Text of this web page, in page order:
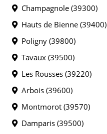
Champagnole (39300)
Hauts de Bienne (39400)
Poligny (39800)
Tavaux (39500)
Les Rousses (39220)
Arbois (39600)
Montmorot (39570)
Damparis (39500)